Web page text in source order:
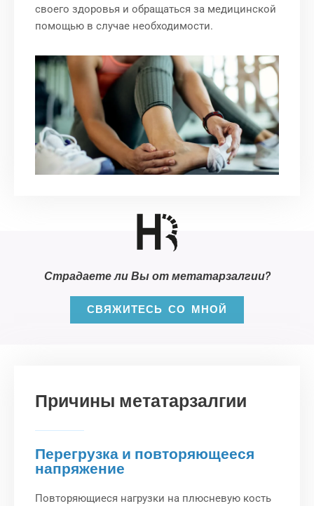
своего здоровья и обращаться за медицинской
помощью в случае необходимости.
Страдаете ли Вы от метатарзалгии?
СВЯЖИТЕСЬ СО МНОЙ
Причины метатарзалгии
Перегрузка и повторяющееся
напряжение
Повторяющиеся нагрузки на плюсневую кость